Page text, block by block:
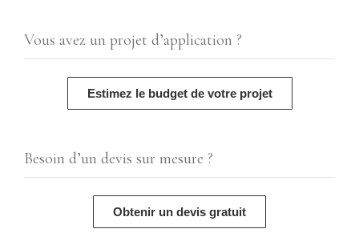
Vous avez un projet d’application ?
Estimez le budget de votre projet
Besoin d’un devis sur mesure ?
Obtenir un devis gratuit